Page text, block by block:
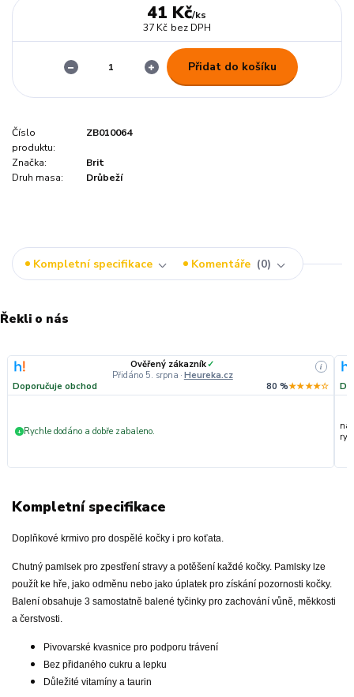
41 Kč/ks
37 Kč bez DPH
Přidat do košíku
Číslo
produktu:
ZB010064
Značka:
Brit
Druh masa:
Drůbeží
Kompletní specifikace Komentáře 0
Řekli o nás
Ověřený zákazník✓
Přidáno 5. srpna · Heureka.cz
i
Doporučuje obchod 80 %★★★★☆
+ Rychle dodáno a dobře zabaleno.
Kompletní specifikace
Doplňkové krmivo pro dospělé kočky i pro koťata.
Chutný pamlsek pro zpestření stravy a potěšení každé kočky. Pamlsky lze
použít ke hře, jako odměnu nebo jako úplatek pro získání pozornosti kočky.
Balení obsahuje 3 samostatně balené tyčinky pro zachování vůně, měkkosti
a čerstvosti.
Pivovarské kvasnice pro podporu trávení
Bez přidaného cukru a lepku
Důležité vitamíny a taurin